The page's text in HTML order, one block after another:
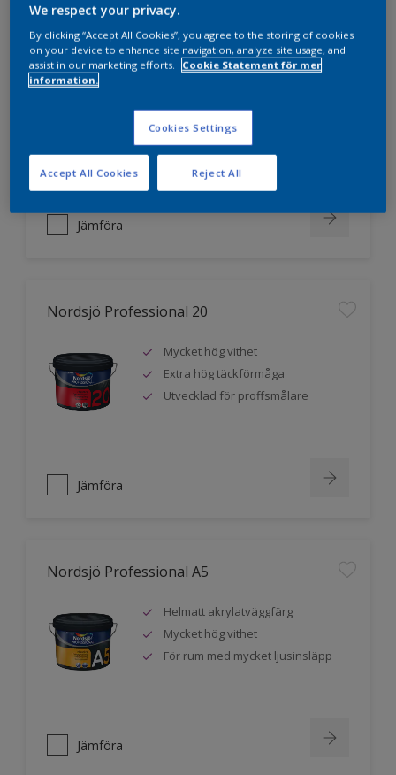
Nordsjö Professional 10
Jämnare och finare finish, även i
Lättare att applicera och fördela
färgen
Utmärkt täckförmåga
Jämföra
Nordsjö Professional 20
Mycket hög vithet
Extra hög täckförmåga
Utvecklad för proffsmålare
Jämföra
Nordsjö Professional A5
Helmatt akrylatväggfärg
Mycket hög vithet
För rum med mycket ljusinsläpp
Jämföra
We respect your privacy.
By clicking “Accept All Cookies”, you agree to the storing of cookies
on your device to enhance site navigation, analyze site usage, and
assist in our marketing efforts.
Cookie Statement för mer
information.
Cookies Settings
Reject All
Accept All Cookies